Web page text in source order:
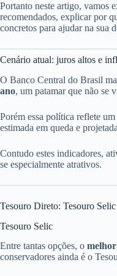
Portanto neste artigo, vamos
recomendados, explicar por
concretos para ajudar na sua
Cenário atual: juros altos e
O Banco Central do Brasil
ano, um patamar que não se
Porém essa política reflete
estimada em queda e
Contudo estes indicadores,
se especialmente atrativos.
Tesouro Direto: Tesouro
Tesouro Selic
Entre tantas opções, o
conservadores ainda é o